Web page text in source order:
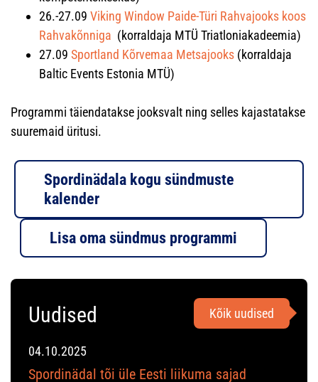
26.-27.09 Viking Window Paide-Türi Rahvajooks koos
Rahvakõnniga (korraldaja MTÜ Triatloniakadeemia)
27.09 Sportland Kõrvemaa Metsajooks (korraldaja
Baltic Events Estonia MTÜ)
Programmi täiendatakse jooksvalt ning selles kajastatakse
suuremaid üritusi.
Spordinädala kogu sündmuste
kalender
Lisa oma sündmus programmi
Uudised Kõik uudised
04.10.2025
Spordinädal tõi üle Eesti liikuma sajad